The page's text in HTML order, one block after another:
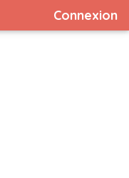
Connexion